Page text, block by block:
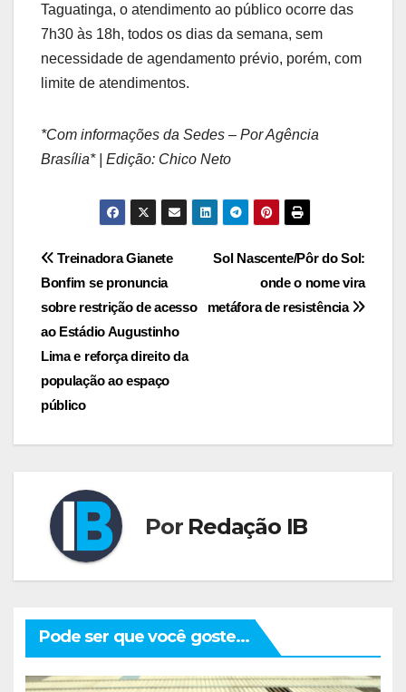
Taguatinga, o atendimento ao público ocorre das
7h30 às 18h, todos os dias da semana, sem
necessidade de agendamento prévio, porém, com
limite de atendimentos.
*Com informações da Sedes – Por Agência
Brasília* | Edição: Chico Neto
Navegação
de
Post
Sol Nascente/Pôr do Sol:
onde o nome vira
metáfora de resistência
Treinadora Gianete
Bonfim se pronuncia
sobre restrição de acesso
ao Estádio Augustinho
Lima e reforça direito da
população ao espaço
público
Por Redação IB
Pode ser que você goste...